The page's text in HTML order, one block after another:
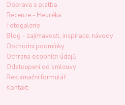
Doprava a platba
Recenze - Heuréka
Fotogalerie
Blog - zajímavosti, inspirace, návody
Obchodní podmínky
Ochrana osobních údajů
Odstoupení od smlouvy
Reklamační formulář
Kontakt